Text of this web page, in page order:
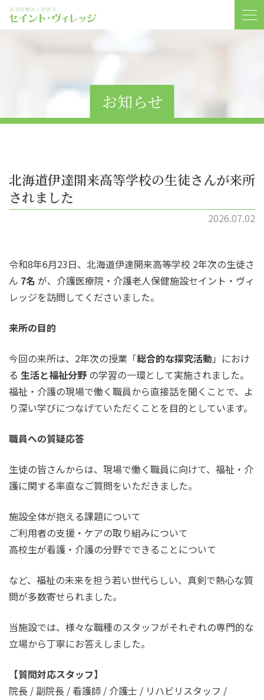
お知らせ
北海道伊達開来高等学校の生徒さんが来所
されました
2026.07.02
令和8年6月23日、北海道伊達開来高等学校 2年次の生徒さ
ん 7名 が、介護医療院・介護老人保健施設セイント・ヴィ
レッジを訪問してくださいました。
来所の目的
今回の来所は、2年次の授業「総合的な探究活動 」におけ
る 生活と福祉分野 の学習の一環として実施されました。
福祉・介護の現場で働く職員から直接話を聞くことで、よ
り深い学びにつなげていただくことを目的としています。
職員への質疑応答
生徒の皆さんからは、現場で働く職員に向けて、福祉・介
護に関する率直なご質問をいただきました。
施設全体が抱える課題について
ご利用者の支援・ケアの取り組みについて
高校生が看護・介護の分野でできることについて
など、福祉の未来を担う若い世代らしい、真剣で熱心な質
問が多数寄せられました。
当施設では、様々な職種のスタッフがそれぞれの専門的な
立場から丁寧にお答えしました。
【質問対応スタッフ】
院長 / 副院長 / 看護師 / 介護士 / リハビリスタッフ /